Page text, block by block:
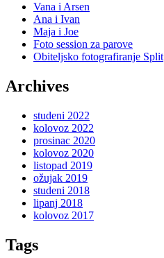
Vana i Arsen
Ana i Ivan
Maja i Joe
Foto session za parove
Obiteljsko fotografiranje Split
Archives
studeni 2022
kolovoz 2022
prosinac 2020
kolovoz 2020
listopad 2019
ožujak 2019
studeni 2018
lipanj 2018
kolovoz 2017
Tags